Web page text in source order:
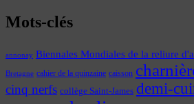
Mots-clés
annonay Biennales Mondiales de la reliure
Bretagne cahier de la quinzaine caisson
cinq nerfs collège Saint-James demi-